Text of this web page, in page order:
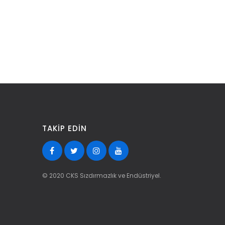
TAKIP EDIN
© 2020 CKS Sızdırmazlık ve Endüstriyel.